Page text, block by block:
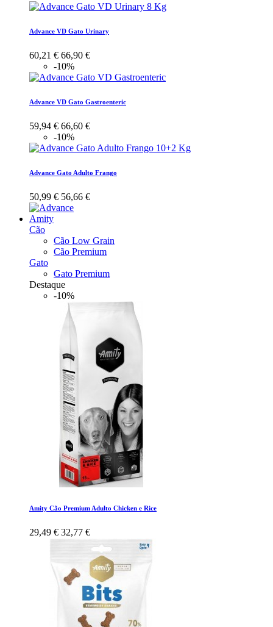
Advance VD Gato Urinary
60,21 € 66,90 €
-10%
Advance VD Gato Gastroenteric
59,94 € 66,60 €
-10%
Advance Gato Adulto Frango
50,99 € 56,66 €
Amity
Cão
Cão Low Grain
Cão Premium
Gato
Gato Premium
Destaque
-10%
Amity Cão Premium Adulto Chicken e Rice
29,49 € 32,77 €